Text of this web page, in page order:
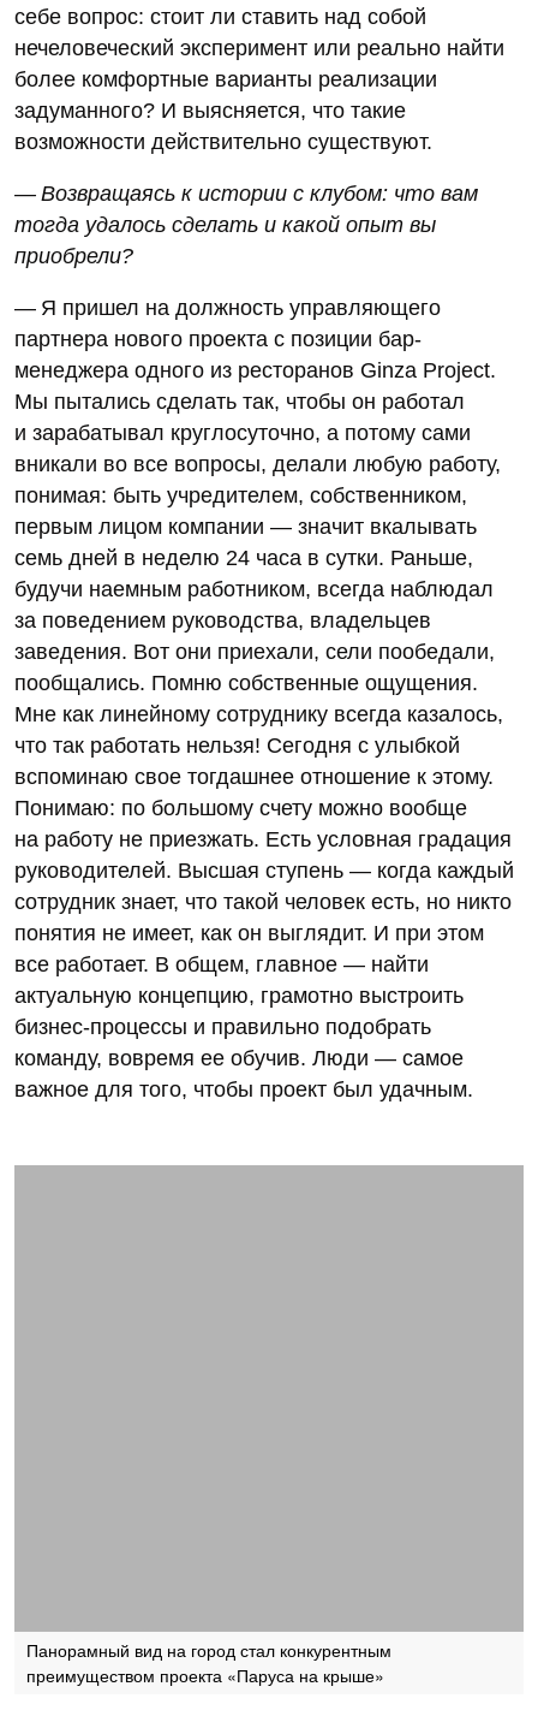
себе вопрос: стоит ли ставить над собой
нечеловеческий эксперимент или реально найти
более комфортные варианты реализации
задуманного? И выясняется, что такие
возможности действительно существуют.
— Возвращаясь к истории с клубом: что вам
тогда удалось сделать и какой опыт вы
приобрели?
— Я пришел на должность управляющего
партнера нового проекта с позиции бар-
менеджера одного из ресторанов Ginza Project.
Мы пытались сделать так, чтобы он работал
и зарабатывал круглосуточно, а потому сами
вникали во все вопросы, делали любую работу,
понимая: быть учредителем, собственником,
первым лицом компании — значит вкалывать
семь дней в неделю 24 часа в сутки. Раньше,
будучи наемным работником, всегда наблюдал
за поведением руководства, владельцев
заведения. Вот они приехали, сели пообедали,
пообщались. Помню собственные ощущения.
Мне как линейному сотруднику всегда казалось,
что так работать нельзя! Сегодня с улыбкой
вспоминаю свое тогдашнее отношение к этому.
Понимаю: по большому счету можно вообще
на работу не приезжать. Есть условная градация
руководителей. Высшая ступень — когда каждый
сотрудник знает, что такой человек есть, но никто
понятия не имеет, как он выглядит. И при этом
все работает. В общем, главное — найти
актуальную концепцию, грамотно выстроить
бизнес-процессы и правильно подобрать
команду, вовремя ее обучив. Люди — самое
важное для того, чтобы проект был удачным.
Панорамный вид на город стал конкурентным
преимуществом проекта «Паруса на крыше»